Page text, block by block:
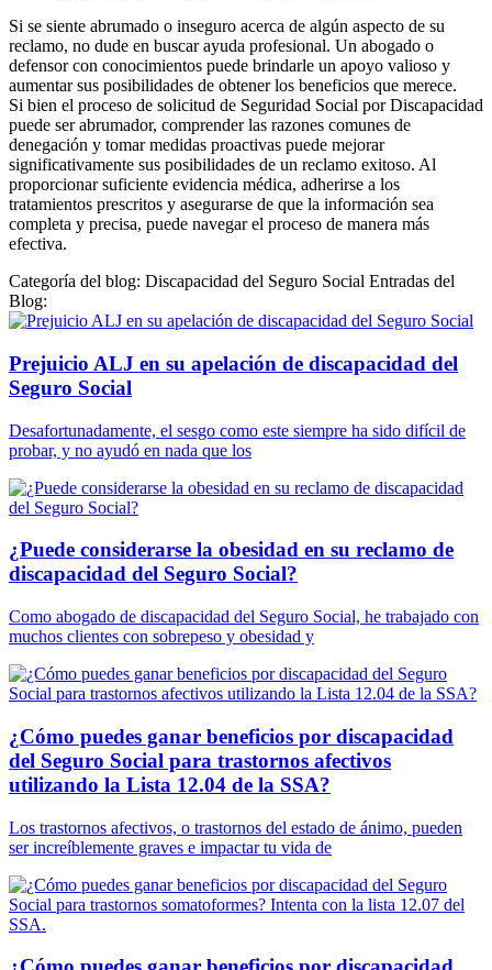
Si se siente abrumado o inseguro acerca de algún aspecto de su
reclamo, no dude en buscar ayuda profesional. Un abogado o
defensor con conocimientos puede brindarle un apoyo valioso y
aumentar sus posibilidades de obtener los beneficios que merece.
Si bien el proceso de solicitud de Seguridad Social por Discapacidad
puede ser abrumador, comprender las razones comunes de
denegación y tomar medidas proactivas puede mejorar
significativamente sus posibilidades de un reclamo exitoso. Al
proporcionar suficiente evidencia médica, adherirse a los
tratamientos prescritos y asegurarse de que la información sea
completa y precisa, puede navegar el proceso de manera más
efectiva.
Categoría del blog: Discapacidad del Seguro Social Entradas del
Blog:
Prejuicio ALJ en su apelación de discapacidad del
Seguro Social
Desafortunadamente, el sesgo como este siempre ha sido difícil de
probar, y no ayudó en nada que los
¿Puede considerarse la obesidad en su reclamo de
discapacidad del Seguro Social?
Como abogado de discapacidad del Seguro Social, he trabajado con
muchos clientes con sobrepeso y obesidad y
¿Cómo puedes ganar beneficios por discapacidad
del Seguro Social para trastornos afectivos
utilizando la Lista 12.04 de la SSA?
Los trastornos afectivos, o trastornos del estado de ánimo, pueden
ser increíblemente graves e impactar tu vida de